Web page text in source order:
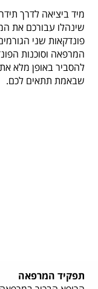
מיד ביציאה לדרך
שינהלו עבורכם את
פונדקאות שני
המרפאה וסוכנות
להסביר באופן מלא
שבאמת תתאים לכם.
תפקיד המרפאה